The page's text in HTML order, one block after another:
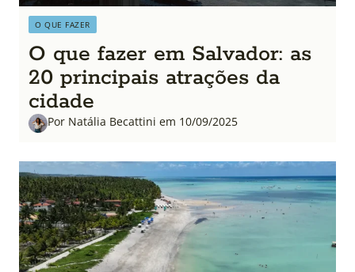
O QUE FAZER
O que fazer em Salvador: as
20 principais atrações da
cidade
Por Natália Becattini em 10/09/2025